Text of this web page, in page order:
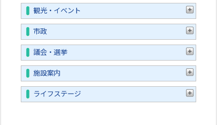
観光・イベント
市政
議会・選挙
施設案内
ライフステージ